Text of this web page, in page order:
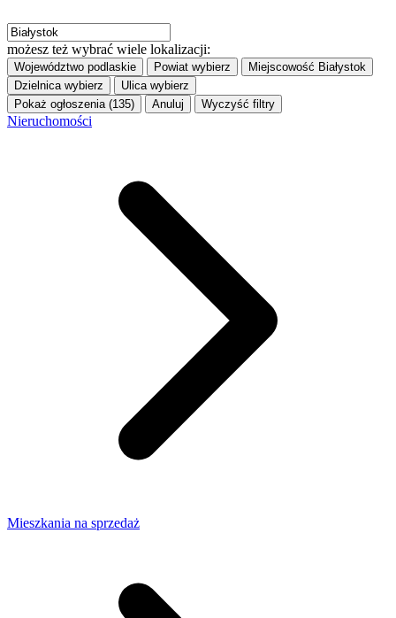
możesz też wybrać wiele lokalizacji:
Województwo podlaskie Powiat wybierz Miejscowość Białystok
Dzielnica wybierz Ulica wybierz
Pokaż ogłoszenia (135)
Anuluj Wyczyść filtry
Nieruchomości
Mieszkania na sprzedaż